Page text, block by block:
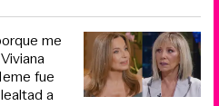
me
fue
a